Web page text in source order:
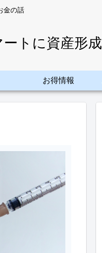
金の話
トに資産形成
お得情報